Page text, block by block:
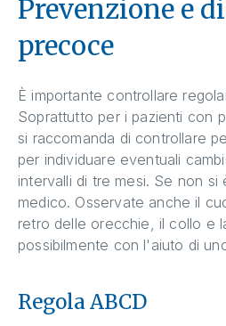
Prevenzione e
precoce
È importante controllare
Soprattutto per i pazienti con
si raccomanda di controllare
per individuare eventuali
intervalli di tre mesi. Se non si
medico. Osservate anche il
retro delle orecchie, il collo e
possibilmente con l'aiuto di
Regola ABCD